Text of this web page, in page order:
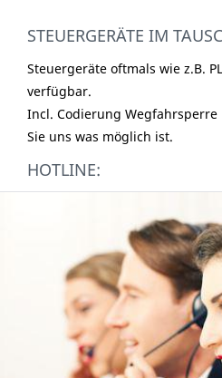
STEUERGERÄTE IM
Steuergeräte oftmals wie z.B.
verfügbar.
Incl. Codierung
Sie uns was möglich ist.
HOTLINE: